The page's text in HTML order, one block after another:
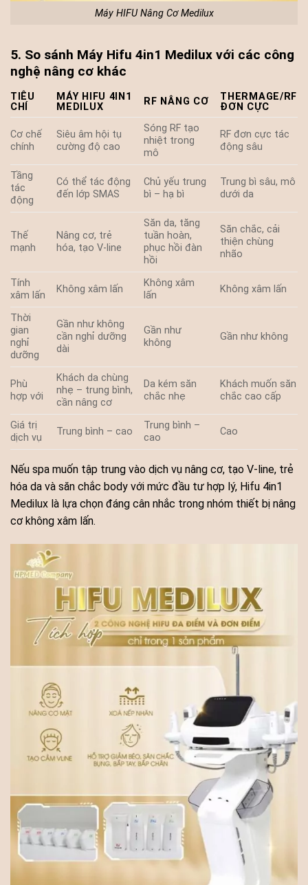
Máy HIFU Nâng Cơ Medilux
5. So sánh Máy Hifu 4in1 Medilux với các công
nghệ nâng cơ khác
TIÊU
CHÍ
MÁY HIFU 4IN1
MEDILUX
RF NÂNG CƠ
THERMAGE/RF
ĐƠN CỰC
Cơ chế
chính
Siêu âm hội tụ
cường độ cao
Sóng RF tạo
nhiệt trong
mô
RF đơn cực tác
động sâu
Tầng
tác
động
Có thể tác động
đến lớp SMAS
Chủ yếu trung
bì – hạ bì
Trung bì sâu, mô
dưới da
Thế
mạnh
Nâng cơ, trẻ
hóa, tạo V-line
Săn da, tăng
tuần hoàn,
phục hồi đàn
hồi
Săn chắc, cải
thiện chùng
nhão
Tính
xâm lấn
Không xâm lấn
Không xâm
lấn
Không xâm lấn
Thời
gian
nghỉ
dưỡng
Gần như không
cần nghỉ dưỡng
dài
Gần như
không
Gần như không
Phù
hợp với
Khách da chùng
nhẹ – trung bình,
cần nâng cơ
Da kém săn
chắc nhẹ
Khách muốn săn
chắc cao cấp
Giá trị
dịch vụ
Trung bình – cao
Trung bình –
cao
Cao
Nếu spa muốn tập trung vào dịch vụ nâng cơ, tạo V-line, trẻ
hóa da và săn chắc body với mức đầu tư hợp lý, Hifu 4in1
Medilux là lựa chọn đáng cân nhắc trong nhóm thiết bị nâng
cơ không xâm lấn.